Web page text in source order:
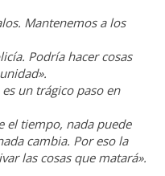
Mantenemos a los
Podría hacer cosas
un trágico paso en
el tiempo, nada puede
cambia. Por eso la
las cosas que matará».